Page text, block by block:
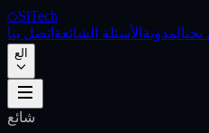
◇SiTech
المدونة الأسئلة الشائعة اتصل بنا
الع
شائع